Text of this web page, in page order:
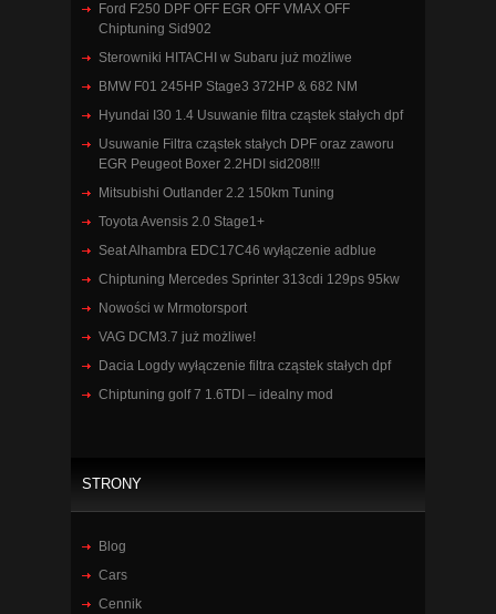
Ford F250 DPF OFF EGR OFF VMAX OFF
Chiptuning Sid902
Sterowniki HITACHI w Subaru już możliwe
BMW F01 245HP Stage3 372HP & 682 NM
Hyundai I30 1.4 Usuwanie filtra cząstek stałych dpf
Usuwanie Filtra cząstek stałych DPF oraz zaworu
EGR Peugeot Boxer 2.2HDI sid208!!!
Mitsubishi Outlander 2.2 150km Tuning
Toyota Avensis 2.0 Stage1+
Seat Alhambra EDC17C46 wyłączenie adblue
Chiptuning Mercedes Sprinter 313cdi 129ps 95kw
Nowości w Mrmotorsport
VAG DCM3.7 już możliwe!
Dacia Logdy wyłączenie filtra cząstek stałych dpf
Chiptuning golf 7 1.6TDI – idealny mod
STRONY
Blog
Cars
Cennik